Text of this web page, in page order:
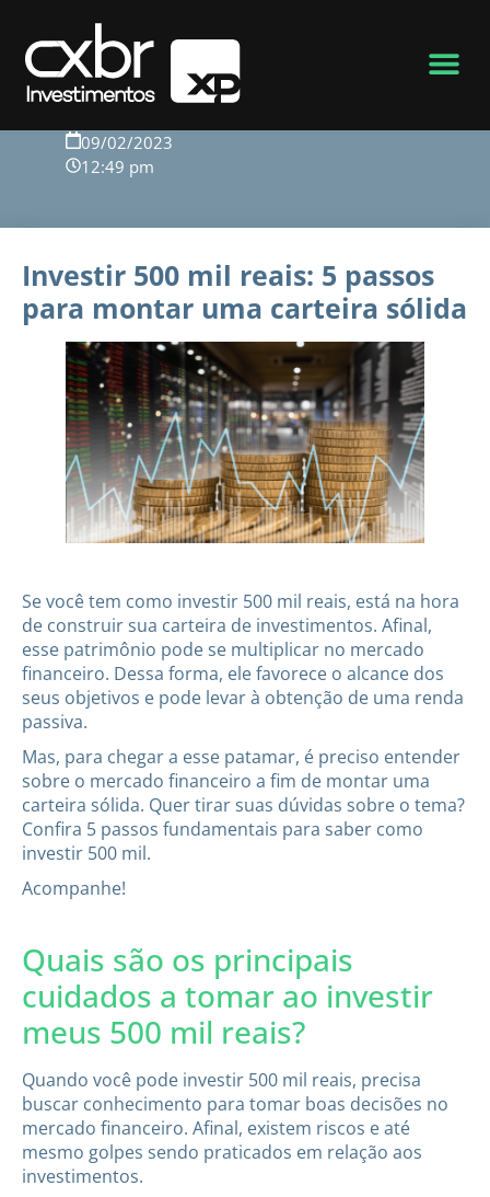
Voltar para o blog
09/02/2023
12:49 pm
Investir 500 mil reais: 5 passos
para montar uma carteira sólida
Se você tem como investir 500 mil reais, está na hora
de construir sua carteira de investimentos. Afinal,
esse patrimônio pode se multiplicar no mercado
financeiro. Dessa forma, ele favorece o alcance dos
seus objetivos e pode levar à obtenção de uma renda
passiva.
Mas, para chegar a esse patamar, é preciso entender
sobre o mercado financeiro a fim de montar uma
carteira sólida. Quer tirar suas dúvidas sobre o tema?
Confira 5 passos fundamentais para saber como
investir 500 mil.
Acompanhe!
Quais são os principais
cuidados a tomar ao investir
meus 500 mil reais?
Quando você pode investir 500 mil reais, precisa
buscar conhecimento para tomar boas decisões no
mercado financeiro. Afinal, existem riscos e até
mesmo golpes sendo praticados em relação aos
investimentos.